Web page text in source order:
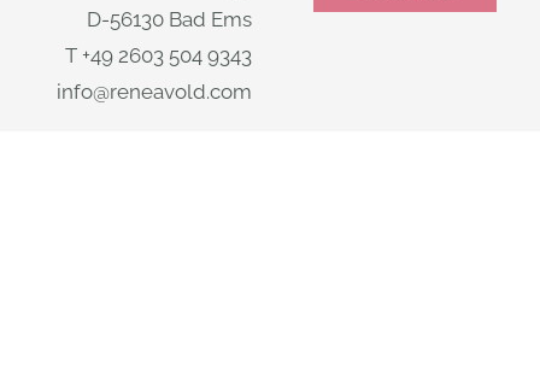
D-56130 Bad Ems
T +49 2603 504 9343
info@reneavold.com